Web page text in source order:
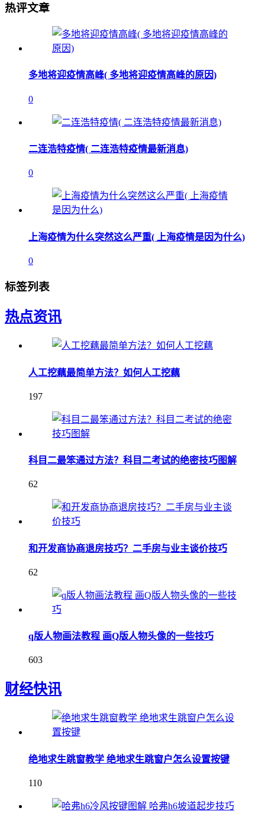
热评文章
多地将迎疫情高峰( 多地将迎疫情高峰的原因)
0
二连浩特疫情( 二连浩特疫情最新消息)
0
上海疫情为什么突然这么严重( 上海疫情是因为什么)
0
标签列表
热点资讯
人工挖藕最简单方法？如何人工挖藕
197
科目二最笨通过方法？科目二考试的绝密技巧图解
62
和开发商协商退房技巧？二手房与业主谈价技巧
62
q版人物画法教程 画Q版人物头像的一些技巧
603
财经快讯
绝地求生跳窗教学 绝地求生跳窗户怎么设置按键
110